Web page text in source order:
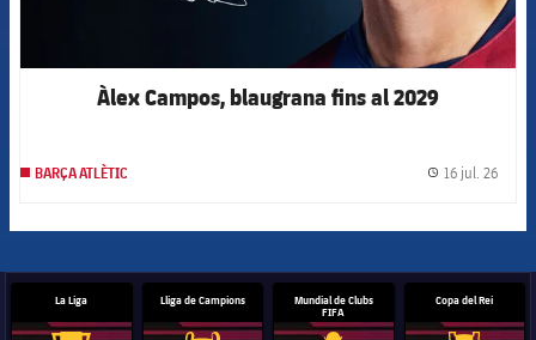
Àlex Campos, blaugrana fins al 2029
BARÇA ATLÈTIC 16 jul. 26
La Liga Lliga de Campions
Mundial de Clubs
FIFA
Copa del Rei